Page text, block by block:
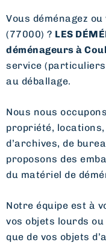
Vous déménagez
(77000) ? LES
déménageurs à
service (particuliers
au déballage.
Nous nous
propriété,
d’archives, de
proposons des
du matériel de
Notre équipe est à
vos objets lourds
que de vos objets